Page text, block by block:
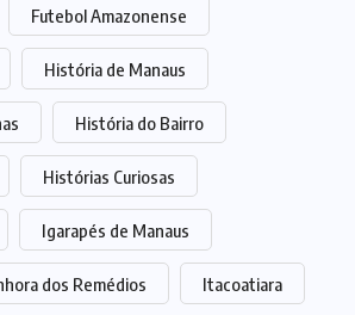
Futebol Amazonense
História de Manaus
História do Bairro
Histórias Curiosas
Igarapés de Manaus
dos Remédios Itacoatiara